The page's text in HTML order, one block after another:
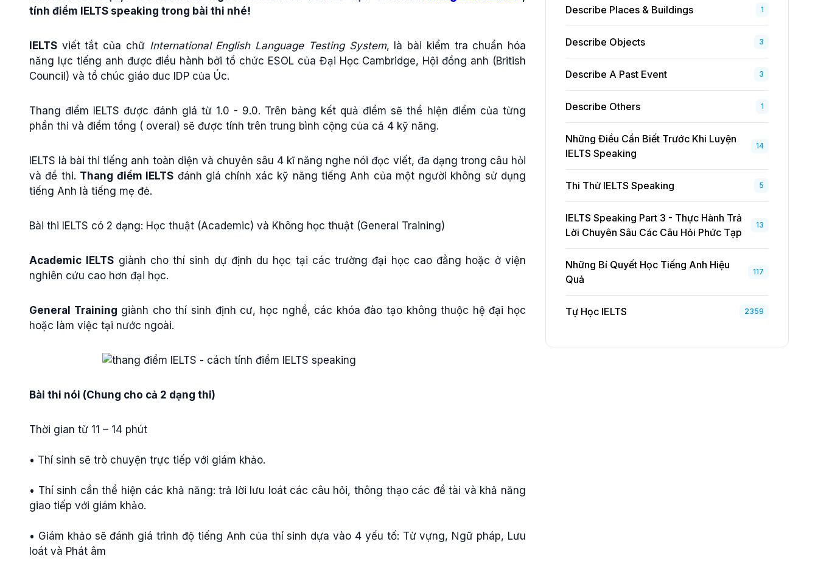
tính điểm IELTS speaking trong bài thi nhé!
IELTS viết tắt của chữ International English Language Testing System, là bài kiểm tra chuẩn hóa
năng lực tiếng anh được điều hành bởi tổ chức ESOL của Đại Học Cambridge, Hội đồng anh (British
Council) và tổ chúc giáo duc IDP của Úc.
Thang điểm IELTS được đánh giá từ 1.0 - 9.0. Trên bảng kết quả điểm sẽ thể hiện điểm của từng
phần thi và điểm tổng ( overal) sẽ được tính trên trung bình cộng của cả 4 kỹ năng.
IELTS là bài thi tiếng anh toàn diện và chuyên sâu 4 kĩ năng nghe nói đọc viết, đa dạng trong câu hỏi
và đề thi. Thang điểm IELTS đánh giá chính xác kỹ năng tiếng Anh của một người không sử dụng
tiếng Anh là tiếng mẹ đẻ.
Bài thi IELTS có 2 dạng: Học thuật (Academic) và Không học thuật (General Training)
Academic IELTS giành cho thí sinh dự định du học tại các trường đại học cao đẳng hoặc ở viện
nghiên cứu cao hơn đại học.
General Training giành cho thí sinh định cư, học nghề, các khóa đào tạo không thuộc hệ đại học
hoặc làm việc tại nước ngoài.
Bài thi nói (Chung cho cả 2 dạng thi)
Thời gian từ 11 – 14 phút
• Thí sinh sẽ trò chuyện trực tiếp với giám khảo.
• Thí sinh cần thể hiện các khả năng: trả lời lưu loát các câu hỏi, thông thạo các đề tài và khả năng
giao tiếp với giám khảo.
• Giám khảo sẽ đánh giá trình độ tiếng Anh của thí sinh dựa vào 4 yếu tố: Từ vựng, Ngữ pháp, Lưu
loát và Phát âm
Describe Places & Buildings 1
Describe Objects 3
Describe A Past Event 3
Describe Others 1
Những Điều Cần Biết Trước Khi Luyện
IELTS Speaking
14
Thi Thử IELTS Speaking 5
IELTS Speaking Part 3 - Thực Hành Trả
Lời Chuyên Sâu Các Câu Hỏi Phức Tạp
13
Những Bí Quyết Học Tiếng Anh Hiệu
Quả
117
Tự Học IELTS 2359